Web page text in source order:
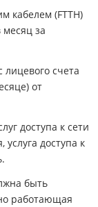
кабелем (FTTH)
месяц за
лицевого счета
от
доступа к сети
доступа к
быть
работающая